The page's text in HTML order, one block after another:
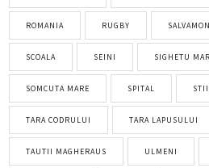
ROMANIA RUGBY
SCOALA SEINI SIGHETU
SOMCUTA MARE SPITAL
TARA CODRULUI TARA LAPUSULUI
TAUTII MAGHERAUS ULMENI